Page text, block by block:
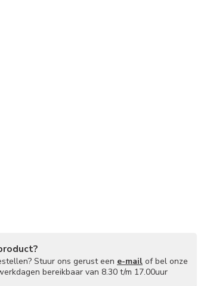
Stuur ons gerust een e-mail of bel onze
bereikbaar van 8.30 t/m 17.00uur